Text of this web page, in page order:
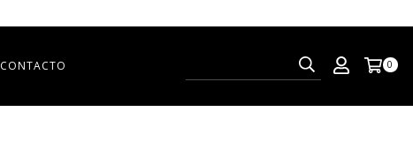
CONTACTO 0